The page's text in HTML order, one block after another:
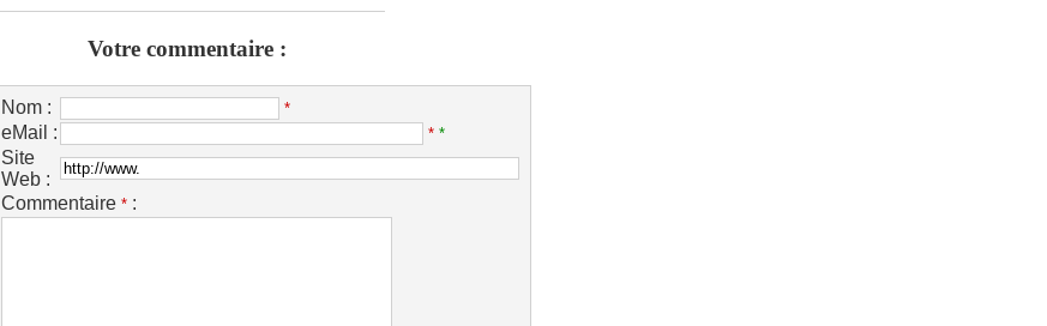
Votre commentaire :
Nom : *
eMail : * *
Site
Web :
Commentaire * :